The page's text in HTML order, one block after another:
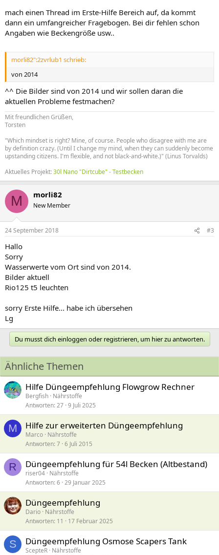
mach einen Thread im Erste-Hilfe Bereich auf, da kommt
dann ein umfangreicher Fragebogen. Bei dir fehlen schon
Angaben wie Beckengröße usw..
morli82":2zvrlub1 schrieb:
von 2014
^^ Die Bilder sind von 2014 und wir sollen daran die
aktuellen Probleme festmachen?
Mit freundlichen Grüßen,
Torsten
"Which mindset is right? Mine, of course. People who disagree with me are
by definition crazy. (Until I change my mind, when they can suddenly become
upstanding citizens. I'm flexible, and not black-and-white.)" (Linus Torvalds)
Aktuelles Projekt:30l Nano "Dirtcube" - Testbecken
M morli82
New Member
24 September 2018 #3
Hallo
Sorry
Wasserwerte vom Ort sind von 2014.
Bilder aktuell
Rio125 t5 leuchten
sorry Erste Hilfe... habe ich übersehen
Lg
Du musst dich einloggen oder registrieren, um hier zu antworten.
Ähnliche Themen
Hilfe Düngeempfehlung Flowgrow Rechner
Bergfish Nährstoffe
Antworten 27 9 Juli 2025
M Hilfe zur erweiterten Düngeempfehlung
Marco Nährstoffe
Antworten 7 6 Juli 2015
R Düngeempfehlung für 54l Becken (Altbestand)
riser04 Nährstoffe
Antworten 6 29 Januar 2025
Düngeempfehlung
Dario Nährstoffe
Antworten 11 17 Februar 2025
S Düngeempfehlung Osmose Scapers Tank
ScepteR Nährstoffe